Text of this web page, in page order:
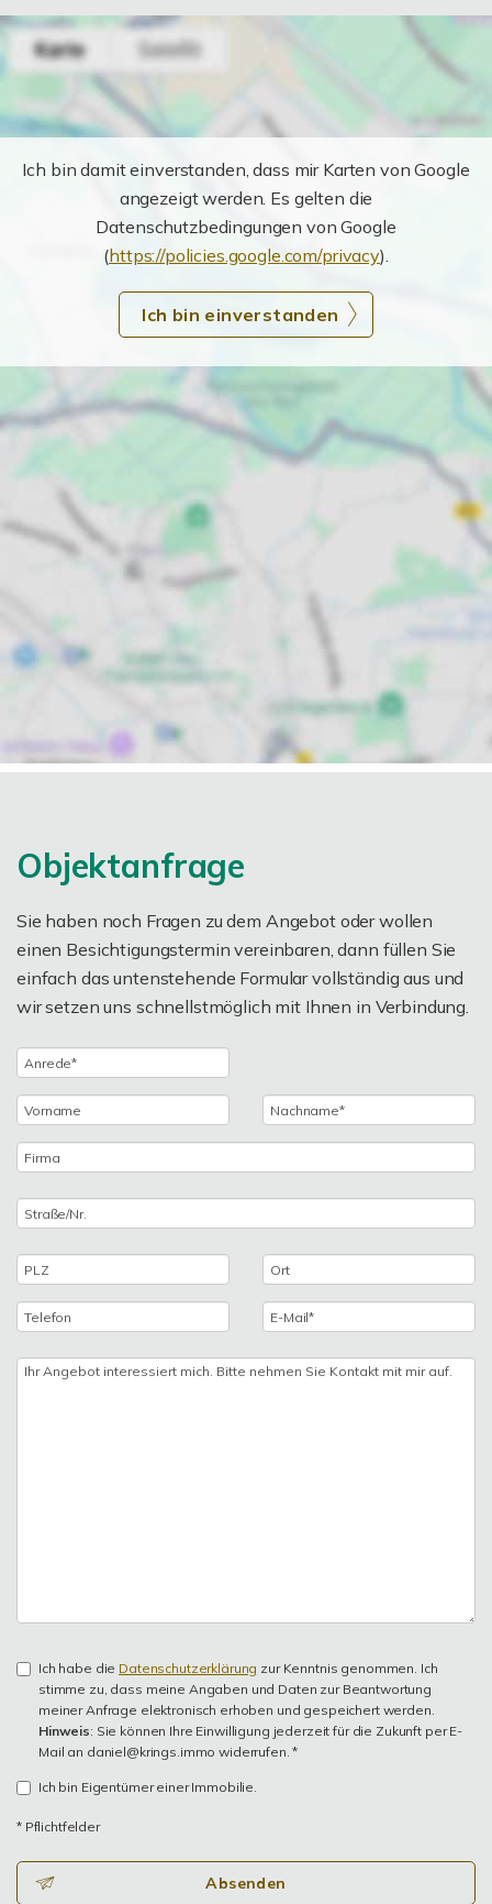
Ich bin damit einverstanden, dass mir Karten von Google
angezeigt werden. Es gelten die
Datenschutzbedingungen von Google
(https://policies.google.com/privacy).
Ich bin einverstanden
Objektanfrage
Sie haben noch Fragen zu dem Angebot oder wollen
einen Besichtigungstermin vereinbaren, dann füllen Sie
einfach das untenstehende Formular vollständig aus und
wir setzen uns schnellstmöglich mit Ihnen in Verbindung.
Ich habe die Datenschutzerklärung zur Kenntnis genommen. Ich
stimme zu, dass meine Angaben und Daten zur Beantwortung
meiner Anfrage elektronisch erhoben und gespeichert werden.
Hinweis: Sie können Ihre Einwilligung jederzeit für die Zukunft per E-
Mail an daniel@krings.immo widerrufen. *
Ich bin Eigentümer einer Immobilie.
* Pflichtfelder
Absenden